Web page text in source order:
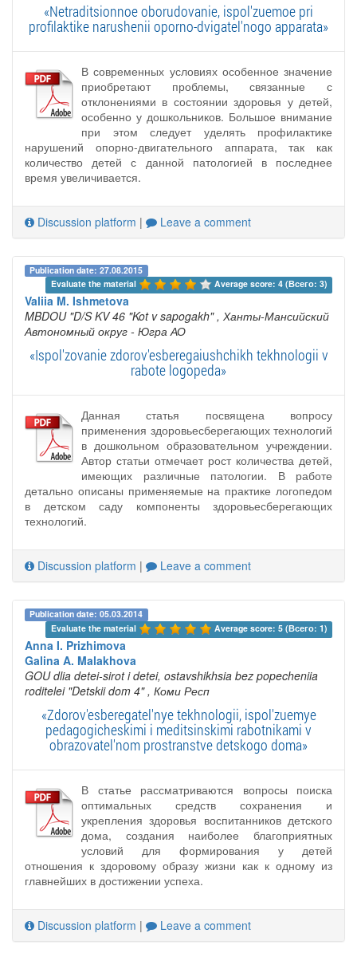
«Netraditsionnoe oborudovanie, ispol'zuemoe pri
profilaktike narushenii oporno-dvigatel'nogo apparata»
В современных условиях особенное значение
приобретают проблемы, связанные с
отклонениями в состоянии здоровья у детей,
особенно у дошкольников. Большое внимание
при этом следует уделять профилактике
нарушений опорно-двигательного аппарата, так как
количество детей с данной патологией в последнее
время увеличивается.
Discussion platform | Leave a comment
Publication date: 27.08.2015
Evaluate the material
Average score: 4 (Всего: 3)
Valiia M. Ishmetova
MBDOU "D/S KV 46 "Kot v sapogakh" , Ханты-Мансийский
Автономный округ - Югра АО
«Ispol'zovanie zdorov'esberegaiushchikh tekhnologii v
rabote logopeda»
Данная статья посвящена вопросу
применения здоровьесберегающих технологий
в дошкольном образовательном учреждении.
Автор статьи отмечает рост количества детей,
имеющих различные патологии. В работе
детально описаны применяемые на практике логопедом
в детском саду компоненты здоровьесберегающих
технологий.
Discussion platform | Leave a comment
Publication date: 05.03.2014
Evaluate the material
Average score: 5 (Всего: 1)
Anna I. Prizhimova
Galina A. Malakhova
GOU dlia detei-sirot i detei, ostavshikhsia bez popecheniia
roditelei "Detskii dom 4" , Коми Респ
«Zdorov'esberegatel'nye tekhnologii, ispol'zuemye
pedagogicheskimi i meditsinskimi rabotnikami v
obrazovatel'nom prostranstve detskogo doma»
В статье рассматриваются вопросы поиска
оптимальных средств сохранения и
укрепления здоровья воспитанников детского
дома, создания наиболее благоприятных
условий для формирования у детей
отношения к здоровому образу жизни как к одному из
главнейших в достижении успеха.
Discussion platform | Leave a comment